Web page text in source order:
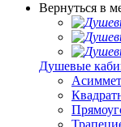
Вернуться в
Душевые